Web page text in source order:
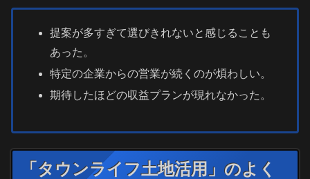
提案が多すぎて選びきれないと感じることも
あった。
特定の企業からの営業が続くのが煩わしい。
期待したほどの収益プランが現れなかった。
「タウンライフ土地活用」のよく